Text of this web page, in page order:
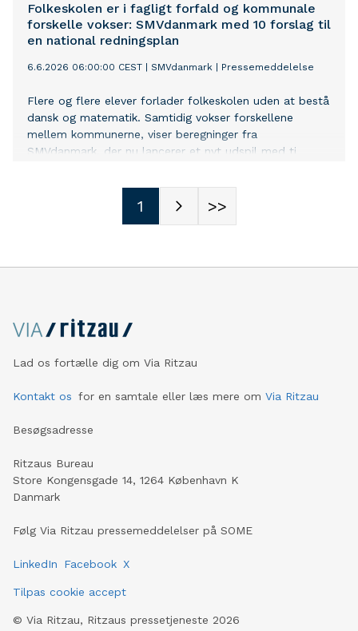
Folkeskolen er i fagligt forfald og kommunale
forskelle vokser: SMVdanmark med 10 forslag til
en national redningsplan
6.6.2026 06:00:00 CEST SMVdanmark Pressemeddelelse
Flere og flere elever forlader folkeskolen uden at bestå
dansk og matematik. Samtidig vokser forskellene
mellem kommunerne, viser beregninger fra
SMVdanmark, der nu lancerer et nyt udspil med ti
1 >>
Lad os fortælle dig om Via Ritzau
Kontakt os for en samtale eller læs mere om Via Ritzau
Besøgsadresse
Ritzaus Bureau
Store Kongensgade 14, 1264 København K
Danmark
Følg Via Ritzau pressemeddelelser på SOME
LinkedIn Facebook X
Tilpas cookie accept
© Via Ritzau, Ritzaus pressetjeneste 2026